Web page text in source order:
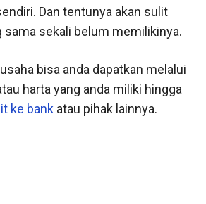
Dan tentunya akan sulit
sama sekali belum memilikinya.
bisa anda dapatkan melalui
harta yang anda miliki hingga
ke bank atau pihak lainnya.